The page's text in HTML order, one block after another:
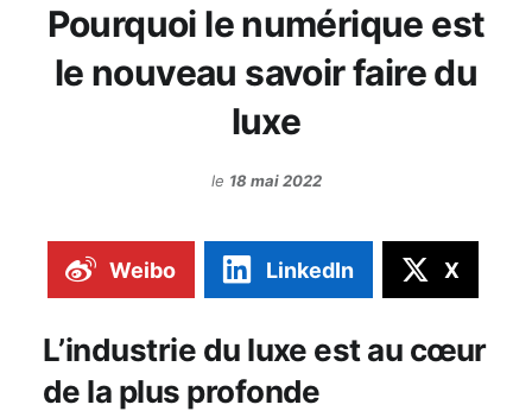
Pourquoi le numérique est
le nouveau savoir faire du
luxe
le 18 mai 2022
Weibo LinkedIn X
L’industrie du luxe est au cœur
de la plus profonde